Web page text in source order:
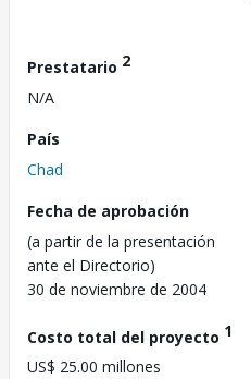
Prestatario 2
N/A
País
Chad
Fecha de aprobación
(a partir de la presentación
ante el Directorio)
30 de noviembre de 2004
Costo total del proyecto 1
US$ 25.00 millones